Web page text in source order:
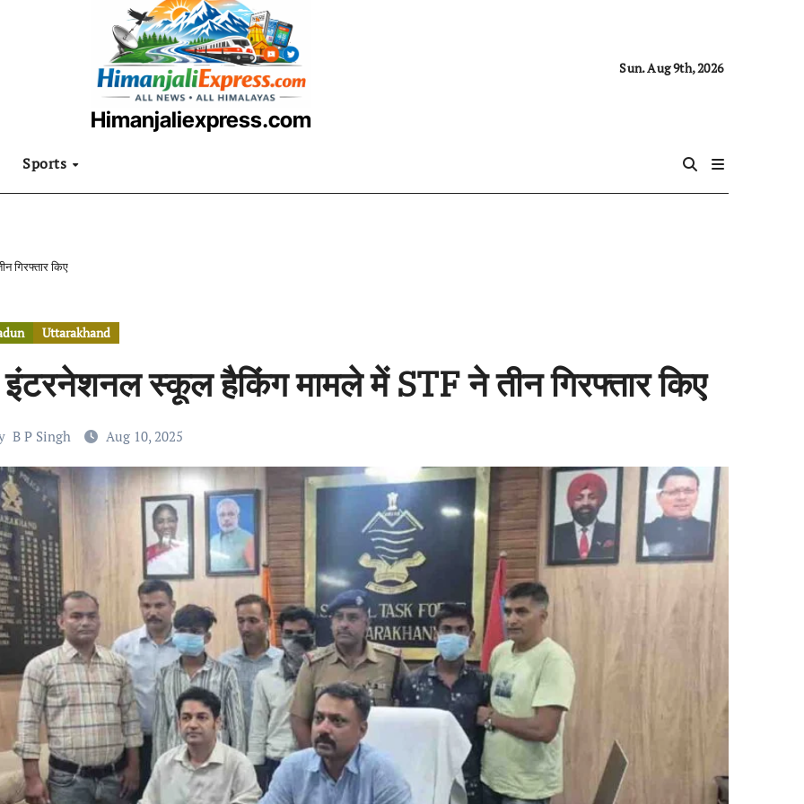
Himanjaliexpress.com
Sun. Aug 9th, 2026
Sports
गिरफ्तार किए
Uttarakhand
स्कूल हैकिंग मामले में STF ने तीन गिरफ्तार किए
B P Singh Aug 10, 2025